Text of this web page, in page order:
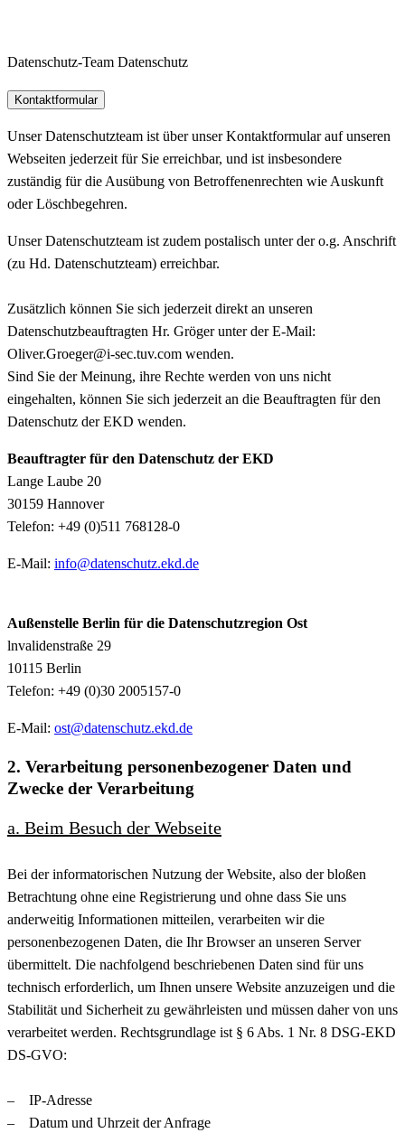
Datenschutz-Team Datenschutz
Kontaktformular
Unser Datenschutzteam ist über unser Kontaktformular auf unseren
Webseiten jederzeit für Sie erreichbar, und ist insbesondere
zuständig für die Ausübung von Betroffenenrechten wie Auskunft
oder Löschbegehren.
Unser Datenschutzteam ist zudem postalisch unter der o.g. Anschrift
(zu Hd. Datenschutzteam) erreichbar.
Zusätzlich können Sie sich jederzeit direkt an unseren
Datenschutzbeauftragten Hr. Gröger unter der E-Mail:
Oliver.Groeger@i-sec.tuv.com wenden.
Sind Sie der Meinung, ihre Rechte werden von uns nicht
eingehalten, können Sie sich jederzeit an die Beauftragten für den
Datenschutz der EKD wenden.
Beauftragter für den Datenschutz der EKD
Lange Laube 20
30159 Hannover
Telefon: +49 (0)511 768128-0
E-Mail: info@datenschutz.ekd.de
Außenstelle Berlin für die Datenschutzregion Ost
lnvalidenstraße 29
10115 Berlin
Telefon: +49 (0)30 2005157-0
E-Mail: ost@datenschutz.ekd.de
2. Verarbeitung personenbezogener Daten und
Zwecke der Verarbeitung
a. Beim Besuch der Webseite
Bei der informatorischen Nutzung der Website, also der bloßen
Betrachtung ohne eine Registrierung und ohne dass Sie uns
anderweitig Informationen mitteilen, verarbeiten wir die
personenbezogenen Daten, die Ihr Browser an unseren Server
übermittelt. Die nachfolgend beschriebenen Daten sind für uns
technisch erforderlich, um Ihnen unsere Website anzuzeigen und die
Stabilität und Sicherheit zu gewährleisten und müssen daher von uns
verarbeitet werden. Rechtsgrundlage ist § 6 Abs. 1 Nr. 8 DSG-EKD
DS-GVO:
– IP-Adresse
– Datum und Uhrzeit der Anfrage